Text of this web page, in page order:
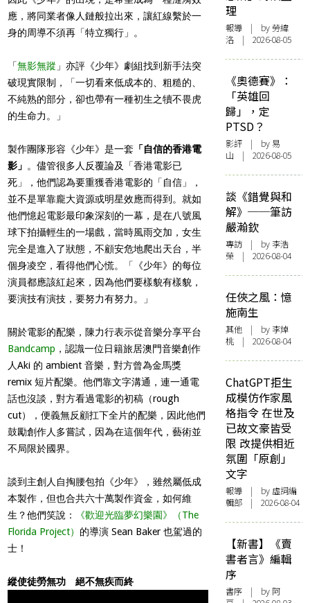
應，將同業者像人鏈般拉出來，讓紅線繫於一
身的周導不須再「特立獨行」。
「無影無蹤 」亦評《少年》劇組找到新手法突
破現實限制，「一切看來低成本的、粗糙的、
不純熟的部分，卻也帶有一種初生之犢不畏虎
的生命力。」
製作團隊形容《少年》是一套 「自信的香港電
影」 。儘管很多人反覆論及「香港電影已
死」，他們認為要重獲香港電影的「自信」，
並不是單靠龐大資源或明星效應而得到。就如
他們憶起電影最印象深刻的一幕，是在八號風
球下拍攝輕生的一場戲，當時風雨交加，女生
完全是進入了狀態，不顧安危地爬出天台，半
個身凌空，看得他們心慌。「《少年》的每位
演員都應該紅起來，因為他們要樣貌有樣貌，
要演技有演技，要努力有努力。」
關於電影的配樂，陳力行表示從音樂分享平台
Bandcamp ，認識一位日籍旅居澳門音樂創作
人Aki 的 ambient 音樂，對方曾為金馬獎
remix 短片配樂。他們靠文字溝通，連一通電
話也沒談，對方看過電影的初稿（rough
cut），便義無反顧扛下全片的配樂，因此他們
鼓勵創作人多嘗試，因為在這個年代，藝術並
不局限於國界。
談到主創人自掏腰包拍《少年》，雖然屬低成
本製作，但也合共六十萬製作資金，如何維
生？他們笑說：
《歡迎光臨夢幻樂園》
（The
Florida Project） 的導演 Sean Baker 也駕過的
士！
縱使徒勞無功 絕不無疾而終
理
報導 | by 勞緯
洛 | 2026-08-05
《奧德賽》：
「英雄回
歸」，定
PTSD？
影評 | by 易
山 | 2026-08-05
談《錯覺與和
解》──筆訪
嚴瀚欽
專訪 | by 李浩
榮 | 2026-08-04
任俠之風：憶
施南生
其他 | by 李焯
桃 | 2026-08-04
ChatGPT拒生
成模仿作家風
格指令 在世及
已故文豪皆受
限 改提供相近
氛圍「原創」
文字
報導 | by 虛詞編
輯部 | 2026-08-04
【新書】《賣
書者言》編輯
序
書序 | by 阿